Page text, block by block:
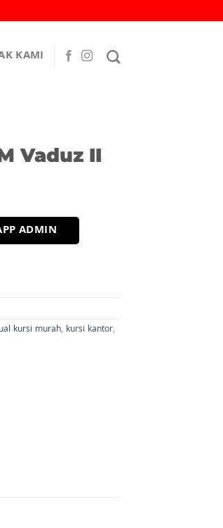
KAMI
Vaduz II
ADMIN
kursi murah, kursi kantor,